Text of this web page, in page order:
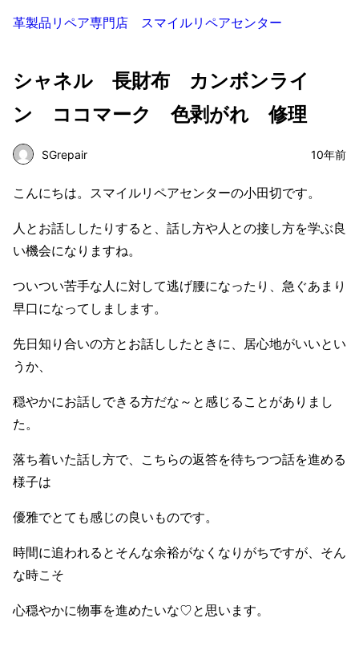
革製品リペア専門店 スマイルリペアセンター
シャネル 長財布 カンボンライ
ン ココマーク 色剥がれ 修理
SGrepair 10年前
こんにちは。スマイルリペアセンターの小田切です。
人とお話ししたりすると、話し方や人との接し方を学ぶ良
い機会になりますね。
ついつい苦手な人に対して逃げ腰になったり、急ぐあまり
早口になってしまします。
先日知り合いの方とお話ししたときに、居心地がいいとい
うか、
穏やかにお話しできる方だな～と感じることがありまし
た。
落ち着いた話し方で、こちらの返答を待ちつつ話を進める
様子は
優雅でとても感じの良いものです。
時間に追われるとそんな余裕がなくなりがちですが、そん
な時こそ
心穏やかに物事を進めたいな♡と思います。